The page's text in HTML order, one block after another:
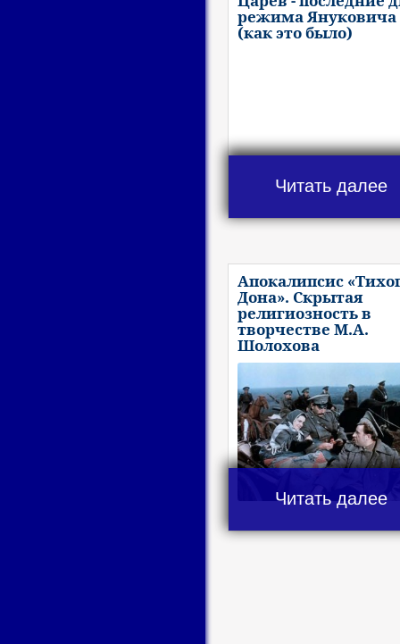
режима Януковича
(как это было)
Читать далее
Апокалипсис
Дона». Скрытая
религиозность в
творчестве М.А.
Шолохова
Читать далее